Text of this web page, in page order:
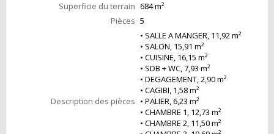
Superficie du terrain 684 m²
Pièces 5
Description des pièces
• SALLE A MANGER, 11,92 m²
• SALON, 15,91 m²
• CUISINE, 16,15 m²
• SDB + WC, 7,93 m²
• DEGAGEMENT, 2,90 m²
• CAGIBI, 1,58 m²
• PALIER, 6,23 m²
• CHAMBRE 1, 12,73 m²
• CHAMBRE 2, 11,50 m²